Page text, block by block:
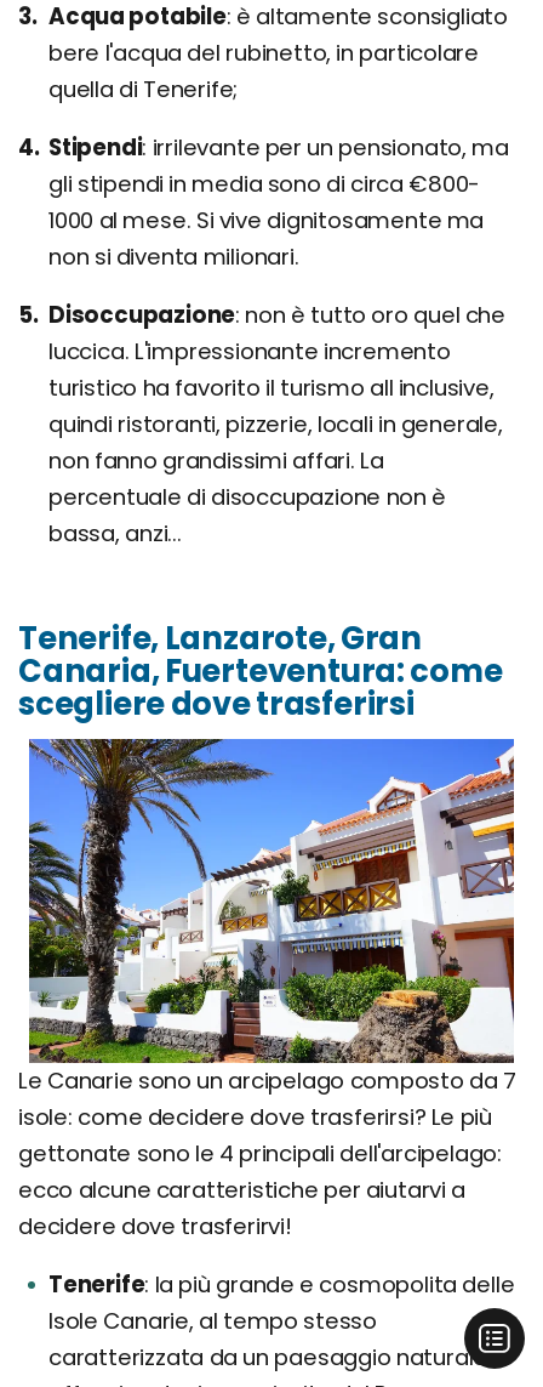
Acqua potabile è altamente sconsigliato
bere l'acqua del rubinetto, in particolare
quella di Tenerife;
Stipendi irrilevante per un pensionato, ma
gli stipendi in media sono di circa €800-
1000 al mese. Si vive dignitosamente ma
non si diventa milionari.
Disoccupazione non è tutto oro quel che
luccica. L'impressionante incremento
turistico ha favorito il turismo all inclusive,
quindi ristoranti, pizzerie, locali in generale,
non fanno grandissimi affari. La
percentuale di disoccupazione non è
bassa, anzi...
Tenerife, Lanzarote, Gran
Canaria, Fuerteventura: come
scegliere dove trasferirsi
Le Canarie sono un arcipelago composto da 7
isole: come decidere dove trasferirsi? Le più
gettonate sono le 4 principali dell'arcipelago:
ecco alcune caratteristiche per aiutarvi a
decidere dove trasferirvi!
Tenerife la più grande e cosmopolita delle
Isole Canarie, al tempo stesso
caratterizzata da un paesaggio naturale